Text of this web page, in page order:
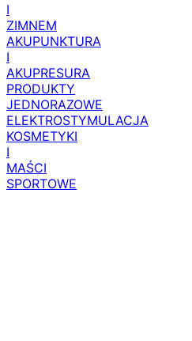
I
ZIMNEM
AKUPUNKTURA
I
AKUPRESURA
PRODUKTY
JEDNORAZOWE
ELEKTROSTYMULACJA
KOSMETYKI
I
MAŚCI
SPORTOWE